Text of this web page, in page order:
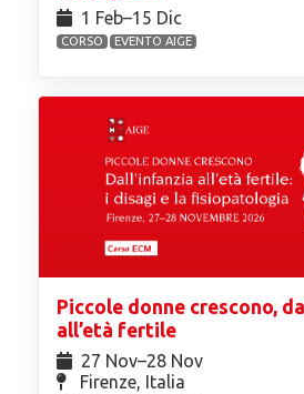
1 Feb⁠–15 Dic
CORSO EVENTO AIGE
Piccole donne crescono,
all’età fertile
27 Nov⁠–28 Nov
Firenze, Italia